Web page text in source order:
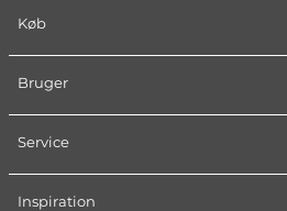
Køb
Bruger
Service
Inspiration